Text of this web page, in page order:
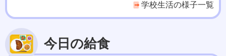
学校生活の様子一覧
今日の給食